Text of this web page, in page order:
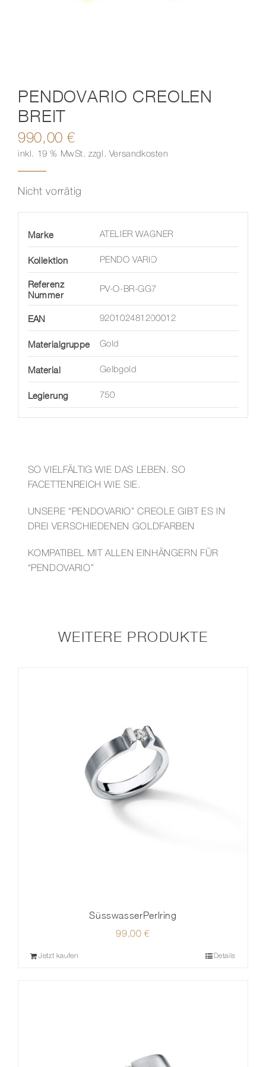
PENDOVARIO CREOLEN
BREIT
990,00€
inkl. 19 % MwSt. zzgl. Versandkosten
Nicht vorrätig
Marke ATELIER WAGNER
Kollektion PENDO VARIO
Referenz
Nummer
PV-O-BR-GG7
EAN 920102481200012
Materialgruppe Gold
Material Gelbgold
Legierung 750
SO VIELFÄLTIG WIE DAS LEBEN. SO
FACETTENREICH WIE SIE.
UNSERE “PENDOVARIO” CREOLE GIBT ES IN
DREI VERSCHIEDENEN GOLDFARBEN
KOMPATIBEL MIT ALLEN EINHÄNGERN FÜR
“PENDOVARIO”
WEITERE PRODUKTE
SüsswasserPerlring
99,00€
Jetzt kaufen Details